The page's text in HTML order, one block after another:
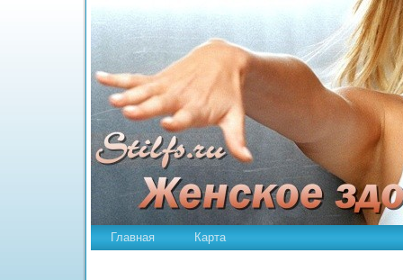
Главная Карта